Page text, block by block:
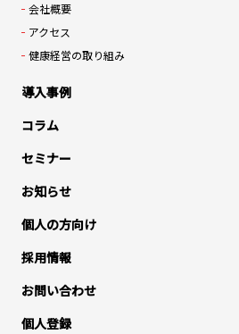
会社概要
アクセス
健康経営の取り組み
導入事例
コラム
セミナー
お知らせ
個人の方向け
採用情報
お問い合わせ
個人登録